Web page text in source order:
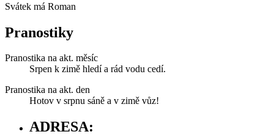
Svátek má Roman
Pranostiky
Pranostika na akt. měsíc
Srpen k zimě hledí a rád vodu cedí.
Pranostika na akt. den
Hotov v srpnu sáně a v zimě vůz!
ADRESA: